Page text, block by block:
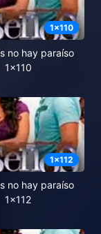
1x110
no hay paraíso
1x110
1x112
no hay paraíso
1x112